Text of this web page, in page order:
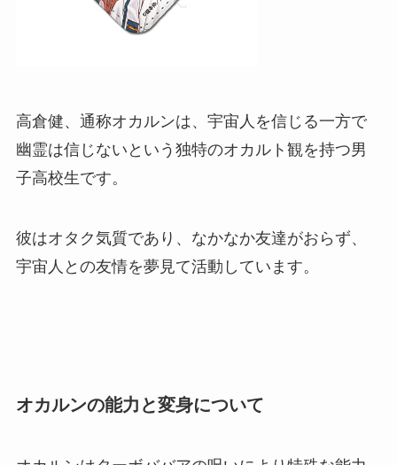
高倉健、通称オカルンは、宇宙人を信じる一方で
幽霊は信じないという独特のオカルト観を持つ男
子高校生です。
彼はオタク気質であり、なかなか友達がおらず、
宇宙人との友情を夢見て活動しています。
オカルンの能力と変身について